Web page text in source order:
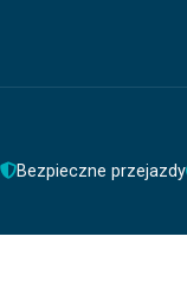
Bezpieczne przejazdy